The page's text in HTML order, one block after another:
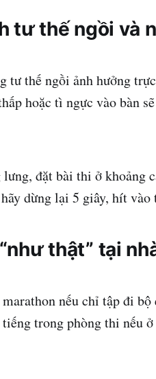
tư thế ngồi và
tư thế ngồi ảnh hưởng
hoặc tì ngực vào bàn
đặt bài thi ở khoảng
dừng lại 5 giây, hít
thật” tại
nếu chỉ tập đi
trong phòng thi nếu